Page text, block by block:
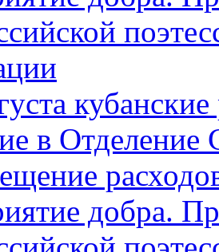
в
добра.